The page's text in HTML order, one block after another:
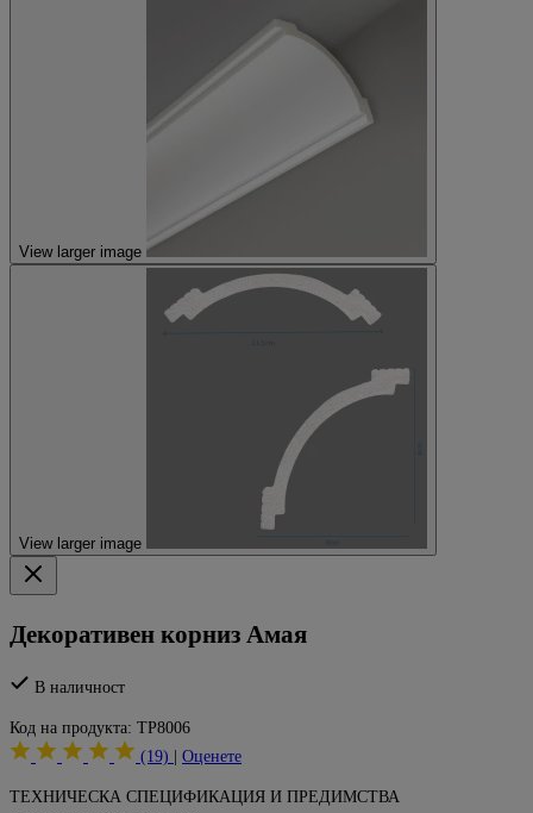
View larger image
View larger image
Декоративен корниз Амая
В наличност
Код на продукта: TP8006
(19)
Оценете
ТЕХНИЧЕСКА СПЕЦИФИКАЦИЯ И ПРЕДИМСТВА